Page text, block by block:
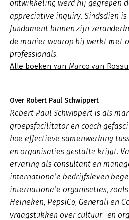
ontwikkeling werd hij gegrepen
appreciative inquiry. Sindsdien
fundament binnen zijn
de manier waarop hij werkt met
professionals.
Alle boeken van Marco van
Over Robert Paul Schwippert
Robert Paul Schwippert is als
groepsfacilitator en coach
hoe effectieve samenwerking
en organisaties gestalte krijgt.
ervaring als consultant en
internationale bedrijfsleven
internationale organisaties, zoals
Heineken, PepsiCo, Generali en
vraagstukken over cultuur- en